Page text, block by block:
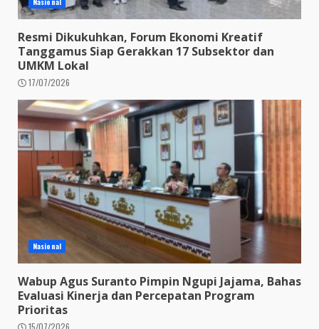
Resmi Dikukuhkan, Forum Ekonomi Kreatif
Tanggamus Siap Gerakkan 17 Subsektor dan
UMKM Lokal
17/07/2026
Nasional
Wabup Agus Suranto Pimpin Ngupi Jajama, Bahas
Evaluasi Kinerja dan Percepatan Program
Prioritas